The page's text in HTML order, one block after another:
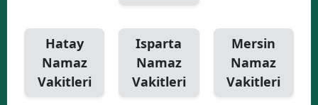
Hatay
Namaz
Vakitleri
Isparta
Namaz
Vakitleri
Mersin
Namaz
Vakitleri